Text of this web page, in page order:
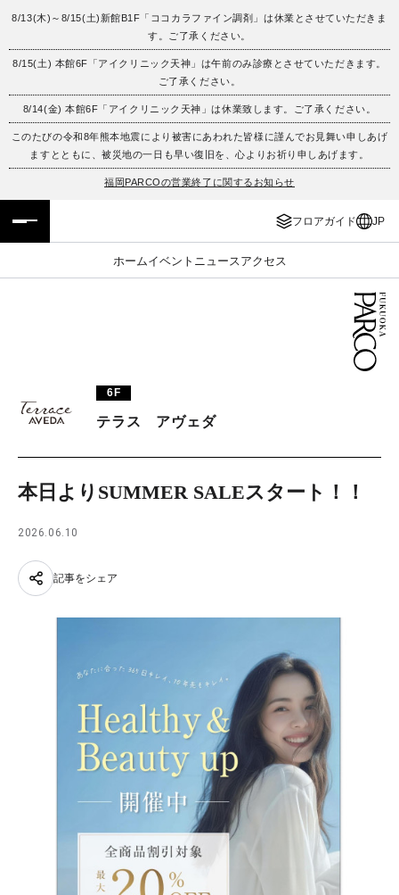
8/13(木)～8/15(土)新館B1F「ココカラファイン調剤」は休業とさせていただきま
す。ご了承ください。
8/15(土) 本館6F「アイクリニック天神」は午前のみ診療とさせていただきます。
ご了承ください。
8/14(金) 本館6F「アイクリニック天神」は休業致します。ご了承ください。
このたびの令和8年熊本地震により被害にあわれた皆様に謹んでお見舞い申しあげ
ますとともに、被災地の一日も早い復旧を、心よりお祈り申しあげます。
福岡PARCOの営業終了に関するお知らせ
フロアガイド JP
ホームイベント ニュース アクセス
フロアガイド
施設案内・アクセス
イベント・ポップアップ
レストラン・カフェ
ENGLISH
繁体字
簡体字
ภาษาไทย
6F
テラス アヴェダ
本日よりSUMMER SALEスタート！！
2026.06.10
記事をシェア